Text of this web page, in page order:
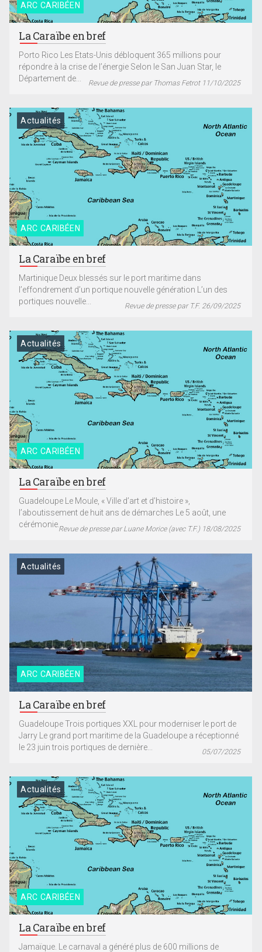
ARC CARIBÉEN
La Caraïbe en bref
Porto Rico Les Etats-Unis débloquent 365 millions pour
répondre à la crise de l’énergie Selon le San Juan Star, le
Département de...
Revue de presse par Thomas Fetrot 11/10/2025
ARC CARIBÉEN
Actualités
La Caraïbe en bref
Martinique Deux blessés sur le port maritime dans
l’effondrement d’un portique nouvelle génération L’un des
portiques nouvelle...
Revue de presse par T.F. 26/09/2025
ARC CARIBÉEN
Actualités
La Caraïbe en bref
Guadeloupe Le Moule, « Ville d’art et d’histoire »,
l’aboutissement de huit ans de démarches Le 5 août, une
cérémonie...Revue de presse par Luane Morice (avec T.F.) 18/08/2025
ARC CARIBÉEN
Actualités
La Caraïbe en bref
Guadeloupe Trois portiques XXL pour moderniser le port de
Jarry Le grand port maritime de la Guadeloupe a réceptionné
le 23 juin trois portiques de dernière...
05/07/2025
ARC CARIBÉEN
Actualités
La Caraïbe en bref
Jamaïque. Le carnaval a généré plus de 600 millions de